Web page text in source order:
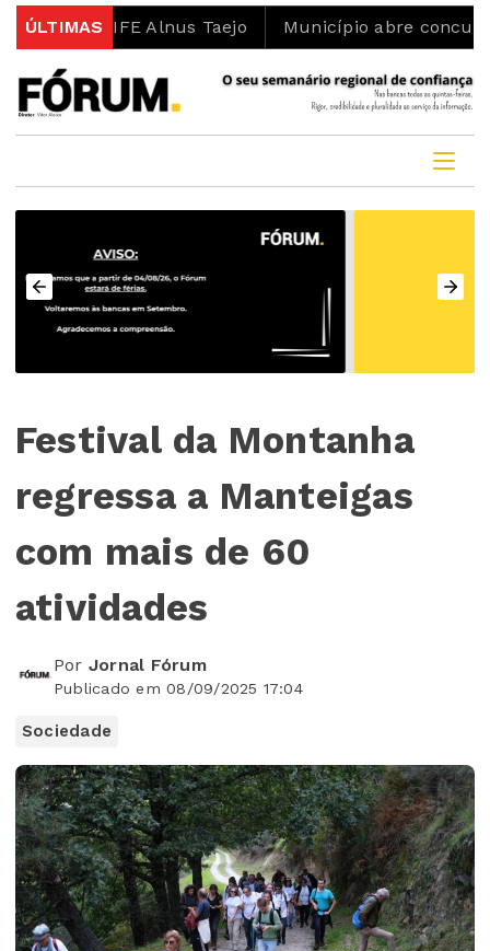
ÚLTIMAS
Alnus Taejo Município abre concurso para
Festival da Montanha
regressa a Manteigas
com mais de 60
atividades
Por Jornal Fórum
Publicado em 08/09/2025 17:04
Sociedade